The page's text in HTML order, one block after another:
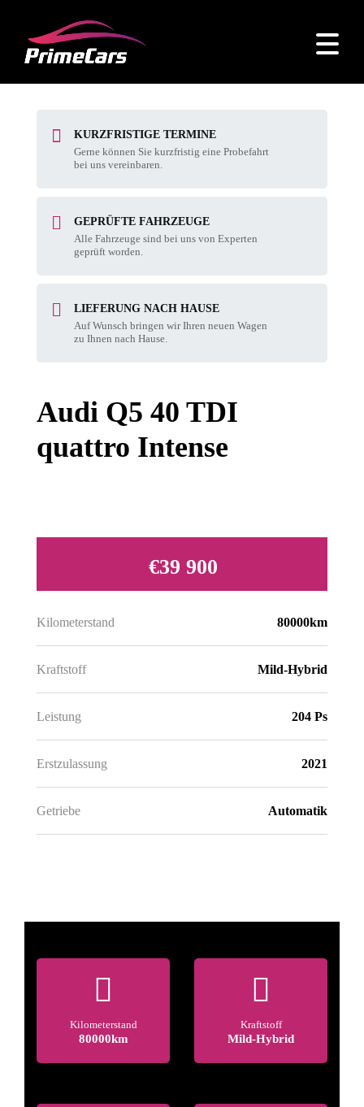
KURZFRISTIGE TERMINE
Gerne können Sie kurzfristig eine Probefahrt
bei uns vereinbaren.
GEPRÜFTE FAHRZEUGE
Alle Fahrzeuge sind bei uns von Experten
geprüft worden.
LIEFERUNG NACH HAUSE
Auf Wunsch bringen wir Ihren neuen Wagen
zu Ihnen nach Hause.
Audi Q5 40 TDI
quattro Intense
€39 900
Kilometerstand 80000km
Kraftstoff Mild-Hybrid
Leistung 204 Ps
Erstzulassung 2021
Getriebe Automatik
FACELIFT
Kilometerstand
80000km
Kraftstoff
Mild-Hybrid